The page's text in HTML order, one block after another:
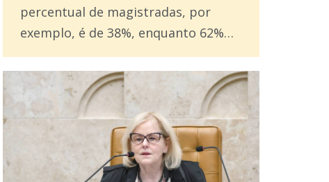
percentual de magistradas, por
exemplo, é de 38%, enquanto 62%…